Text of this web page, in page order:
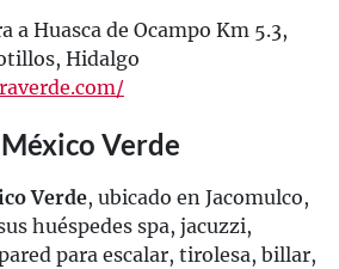
a Huasca de Ocampo Km 5.3,
Hidalgo
Verde
Verde, ubicado en Jacomulco,
huéspedes spa, jacuzzi,
para escalar, tirolesa, billar,